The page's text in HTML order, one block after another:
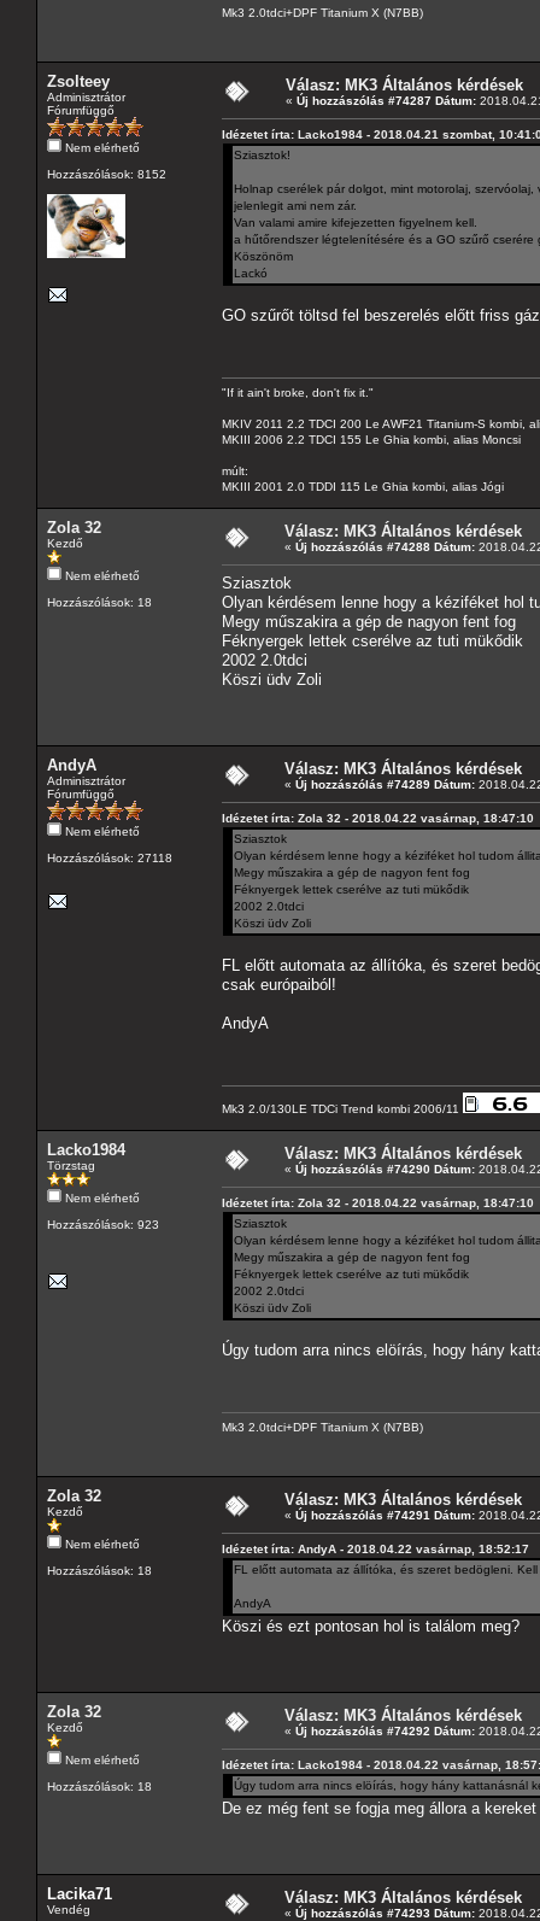
Mk3 2.0tdci+DPF Titanium X (N7BB)
Zsolteey
Adminisztrátor
Fórumfüggő
Nem elérhető
Hozzászólások: 8152
Válasz: MK3 Általános kérdések
« Új hozzászólás #74287 Dátum:
Idézetet írta: Lacko1984 - 2018.04.21 szombat,
Sziasztok!
Holnap cserélek pár dolgot, mint motorolaj,
jelenlegit ami nem zár.
Van valami amire kifejezetten figyelnem kell.
a hűtőrendszer légtelenítésére és a GO szűrő
Köszönöm
Lackó
GO szűrőt töltsd fel beszerelés előtt friss
"If it ain't broke, don't fix it."
MKIV 2011 2.2 TDCI 200 Le AWF21 Titanium-S kombi,
MKIII 2006 2.2 TDCI 155 Le Ghia kombi, alias Moncsi
múlt:
MKIII 2001 2.0 TDDI 115 Le Ghia kombi, alias Jógi
Zola 32
Kezdő
Nem elérhető
Hozzászólások: 18
Válasz: MK3 Általános kérdések
« Új hozzászólás #74288 Dátum:
Sziasztok
Olyan kérdésem lenne hogy a kéziféket hol
Megy műszakira a gép de nagyon fent fog
Féknyergek lettek cserélve az tuti mükődik
2002 2.0tdci
Köszi üdv Zoli
AndyA
Adminisztrátor
Fórumfüggő
Nem elérhető
Hozzászólások: 27118
Válasz: MK3 Általános kérdések
« Új hozzászólás #74289 Dátum:
Idézetet írta: Zola 32 - 2018.04.22 vasárnap, 18:47:10
Sziasztok
Olyan kérdésem lenne hogy a kéziféket hol tudom
Megy műszakira a gép de nagyon fent fog
Féknyergek lettek cserélve az tuti mükődik
2002 2.0tdci
Köszi üdv Zoli
FL előtt automata az állítóka, és szeret
csak európaiból!
AndyA
Mk3 2.0/130LE TDCi Trend kombi 2006/11
Lacko1984
Törzstag
Nem elérhető
Hozzászólások: 923
Válasz: MK3 Általános kérdések
« Új hozzászólás #74290 Dátum:
Idézetet írta: Zola 32 - 2018.04.22 vasárnap, 18:47:10
Sziasztok
Olyan kérdésem lenne hogy a kéziféket hol tudom
Megy műszakira a gép de nagyon fent fog
Féknyergek lettek cserélve az tuti mükődik
2002 2.0tdci
Köszi üdv Zoli
Úgy tudom arra nincs elöírás, hogy hány
Mk3 2.0tdci+DPF Titanium X (N7BB)
Zola 32
Kezdő
Nem elérhető
Hozzászólások: 18
Válasz: MK3 Általános kérdések
« Új hozzászólás #74291 Dátum:
Idézetet írta: AndyA - 2018.04.22 vasárnap, 18:52:17
FL előtt automata az állítóka, és szeret bedögleni.
AndyA
Köszi és ezt pontosan hol is találom meg?
Zola 32
Kezdő
Nem elérhető
Hozzászólások: 18
Válasz: MK3 Általános kérdések
« Új hozzászólás #74292 Dátum:
Idézetet írta: Lacko1984 - 2018.04.22 vasárnap,
Úgy tudom arra nincs elöírás, hogy hány kattanásnál
De ez még fent se fogja meg állora a kereket
Lacika71
Vendég
Válasz: MK3 Általános kérdések
« Új hozzászólás #74293 Dátum: